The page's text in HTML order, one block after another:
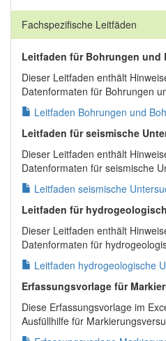
Fachspezifische Leitfäden
Leitfaden für Bohrungen und
Dieser Leitfaden enthält
Datenformaten für Bohrungen
Leitfaden Bohrungen und
Leitfaden für seismische
Dieser Leitfaden enthält
Datenformaten für seismische
Leitfaden seismische
Leitfaden für
Dieser Leitfaden enthält
Datenformaten für
Leitfaden hydrogeologische
Erfassungsvorlage für
Diese Erfassungsvorlage im
Ausfüllhilfe für